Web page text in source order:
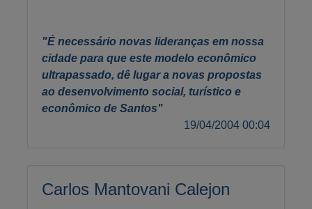
"É necessário novas lideranças em nossa
cidade para que este modelo econômico
ultrapassado, dê lugar a novas propostas
ao desenvolvimento social, turístico e
econômico de Santos"
19/04/2004 00:04
Carlos Mantovani Calejon